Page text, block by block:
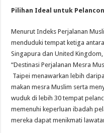
Pilihan Ideal untuk
Menurut Indeks Perjalanan
menduduki tempat ketiga
Singapura dan United
“Destinasi Perjalanan Mesra
Taipei menawarkan lebih
makan mesra Muslim serta
wuduk di lebih 30 tempat
memenuhi keperluan ibadah
mereka dapat menikmati